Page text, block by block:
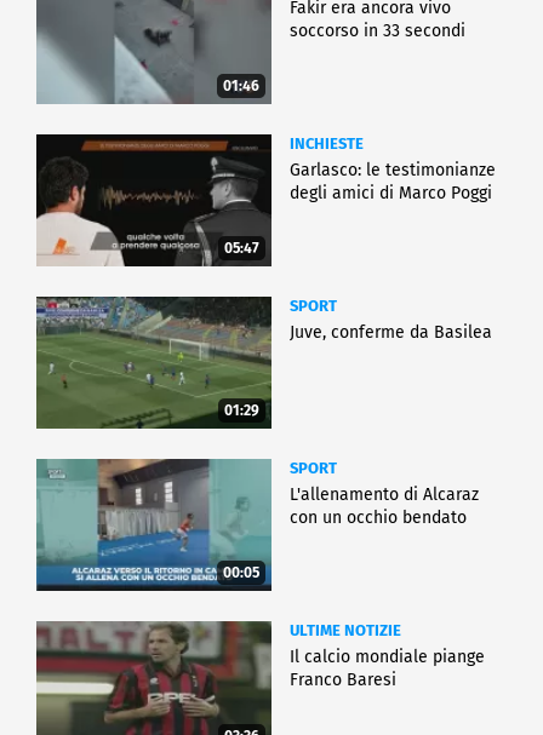
01:46
Fakir era ancora vivo
soccorso in 33 secondi
05:47
INCHIESTE
Garlasco: le testimonianze
degli amici di Marco Poggi
01:29
SPORT
Juve, conferme da Basilea
00:05
SPORT
L'allenamento di Alcaraz
con un occhio bendato
ULTIME NOTIZIE
Il calcio mondiale piange
Franco Baresi